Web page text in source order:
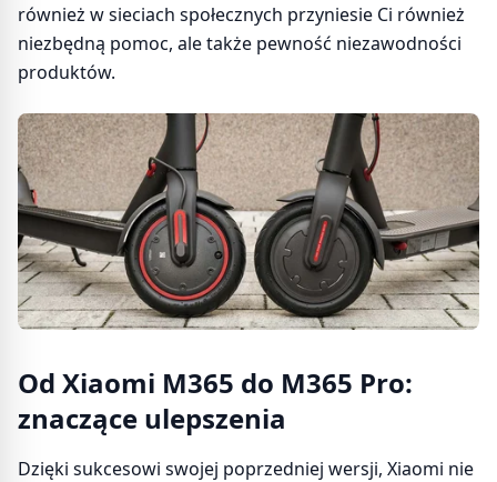
również w sieciach społecznych przyniesie Ci również
niezbędną pomoc, ale także pewność niezawodności
produktów.
Od Xiaomi M365 do M365 Pro:
znaczące ulepszenia
Dzięki sukcesowi swojej poprzedniej wersji, Xiaomi nie